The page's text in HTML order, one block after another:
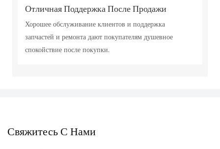
Отличная Поддержка После Продажи
Хорошее обслуживание клиентов и поддержка
запчастей и ремонта дают покупателям душевное
спокойствие после покупки.
Свяжитесь С Нами